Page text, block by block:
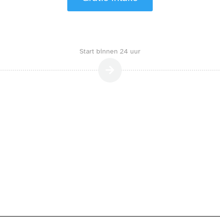
Start binnen 24 uur